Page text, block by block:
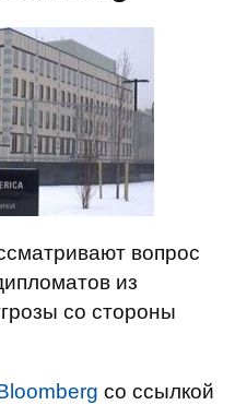
вопрос
из
со стороны
со ссылкой